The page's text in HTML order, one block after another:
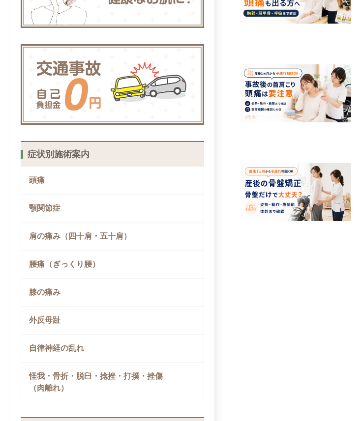
症状別施術案内
頭痛
顎関節症
肩の痛み（四十肩・五十肩）
腰痛（ぎっくり腰）
膝の痛み
外反母趾
自律神経の乱れ
怪我・骨折・脱臼・捻挫・打撲・挫傷
（肉離れ）